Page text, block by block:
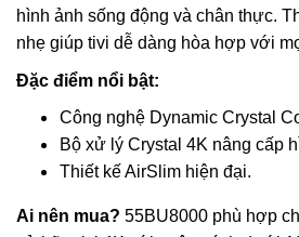
hình ảnh sống động và chân thực.
nhẹ giúp tivi dễ dàng hòa hợp với
Đặc điểm nổi bật:
Công nghệ Dynamic Crystal
Bộ xử lý Crystal 4K nâng cấp
Thiết kế AirSlim hiện đại.
Ai nên mua? 55BU8000 phù hợp